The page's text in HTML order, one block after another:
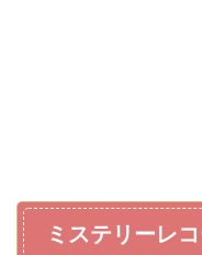
ミステリーレ